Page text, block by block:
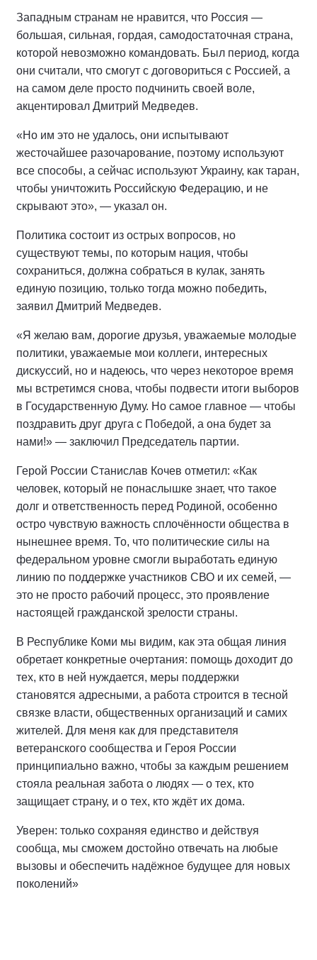
Западным странам не нравится, что Россия —
большая, сильная, гордая, самодостаточная страна,
которой невозможно командовать. Был период, когда
они считали, что смогут с договориться с Россией, а
на самом деле просто подчинить своей воле,
акцентировал Дмитрий Медведев.
«Но им это не удалось, они испытывают
жесточайшее разочарование, поэтому используют
все способы, а сейчас используют Украину, как таран,
чтобы уничтожить Российскую Федерацию, и не
скрывают это», — указал он.
Политика состоит из острых вопросов, но
существуют темы, по которым нация, чтобы
сохраниться, должна собраться в кулак, занять
единую позицию, только тогда можно победить,
заявил Дмитрий Медведев.
«Я желаю вам, дорогие друзья, уважаемые молодые
политики, уважаемые мои коллеги, интересных
дискуссий, но и надеюсь, что через некоторое время
мы встретимся снова, чтобы подвести итоги выборов
в Государственную Думу. Но самое главное — чтобы
поздравить друг друга с Победой, а она будет за
нами!» — заключил Председатель партии.
Герой России Станислав Кочев отметил: «Как
человек, который не понаслышке знает, что такое
долг и ответственность перед Родиной, особенно
остро чувствую важность сплочённости общества в
нынешнее время. То, что политические силы на
федеральном уровне смогли выработать единую
линию по поддержке участников СВО и их семей, —
это не просто рабочий процесс, это проявление
настоящей гражданской зрелости страны.
В Республике Коми мы видим, как эта общая линия
обретает конкретные очертания: помощь доходит до
тех, кто в ней нуждается, меры поддержки
становятся адресными, а работа строится в тесной
связке власти, общественных организаций и самих
жителей. Для меня как для представителя
ветеранского сообщества и Героя России
принципиально важно, чтобы за каждым решением
стояла реальная забота о людях — о тех, кто
защищает страну, и о тех, кто ждёт их дома.
Уверен: только сохраняя единство и действуя
сообща, мы сможем достойно отвечать на любые
вызовы и обеспечить надёжное будущее для новых
поколений»